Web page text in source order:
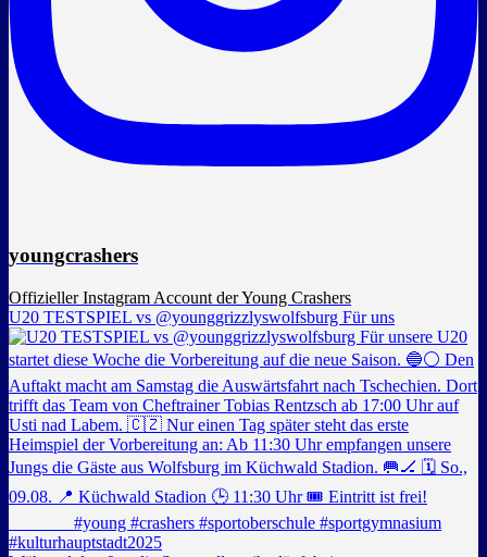
youngcrashers
Offizieller Instagram Account der Young Crashers
U20 TESTSPIEL vs @younggrizzlyswolfsburg Für uns